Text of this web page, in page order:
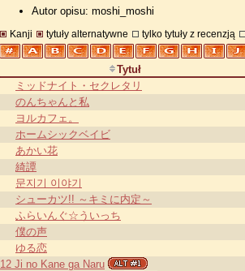
Autor opisu: moshi_moshi
Kanji tytuły alternatywne tylko tytuły z recenzją
Tytuł
ミッドナイト・セクレタリ
のんちゃんと私
ヨルカフェ。
ホームシックベイビ
あかい花
綺譚
문지기 이야기
シューカツ!! ～キミに内定～
ふらいんぐ☆ういっち
僕の声
ゆる恋
12 Ji no Kane ga Naru